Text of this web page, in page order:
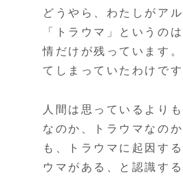
どうやら、わたしがア
「トラウマ」というの
情だけが残っています
てしまっていたわけで
人間は思っているより
なのか、トラウマなの
も、トラウマに起因す
ウマがある、と認識す